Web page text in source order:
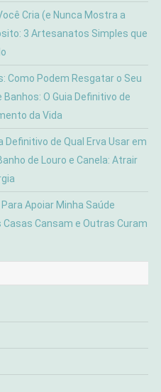
Cria (e Nunca Mostra a
3 Artesanatos Simples que
Como Podem Resgatar o Seu
Banhos: O Guia Definitivo de
da Vida
Definitivo de Qual Erva Usar em
de Louro e Canela: Atrair
Apoiar Minha Saúde
Casas Cansam e Outras Curam